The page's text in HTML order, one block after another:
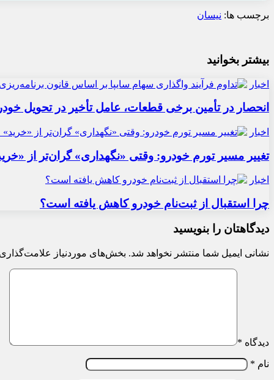
برچسب ها: نیسان
بیشتر بخوانید
اخبار
انحصار در تأمین برخی قطعات، عامل تأخیر در تحویل
اخبار
تغییر مسیر تورم خودرو: وقتی «نگهداری» گران‌تر از
اخبار
چرا استقبال از ثبت‌نام خودرو کاهش یافته است؟
دیدگاهتان را بنویسید
نشانی ایمیل شما منتشر نخواهد شد. بخش‌های موردنیاز
دیدگاه *
نام *